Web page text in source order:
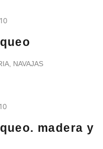
NAVAJAS
madera y